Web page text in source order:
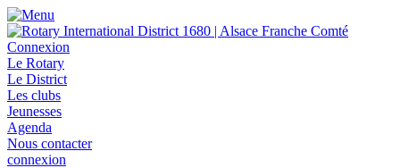
Connexion
Le Rotary
Le District
Les clubs
Jeunesses
Agenda
Nous contacter
connexion